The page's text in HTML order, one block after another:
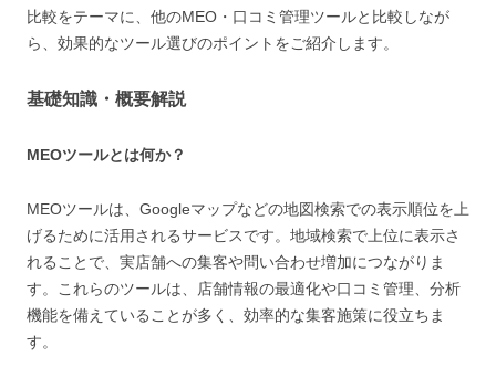
比較をテーマに、他のMEO・口コミ管理ツールと比較しなが
ら、効果的なツール選びのポイントをご紹介します。
基礎知識・概要解説
MEOツールとは何か？
MEOツールは、Googleマップなどの地図検索での表示順位を上
げるために活用されるサービスです。地域検索で上位に表示さ
れることで、実店舗への集客や問い合わせ増加につながりま
す。これらのツールは、店舗情報の最適化や口コミ管理、分析
機能を備えていることが多く、効率的な集客施策に役立ちま
す。